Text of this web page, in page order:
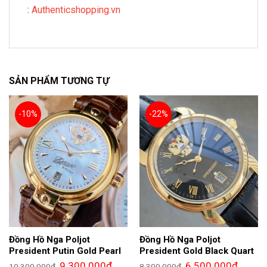
: Authenticshopping.vn
SẢN PHẨM TƯƠNG TỰ
-10%
Đồng Hồ Nga Poljot
President Putin Gold Pearl
Giá
Giá
-22%
Đồng Hồ Nga Poljot
President Gold Black Quart
Giá
Giá